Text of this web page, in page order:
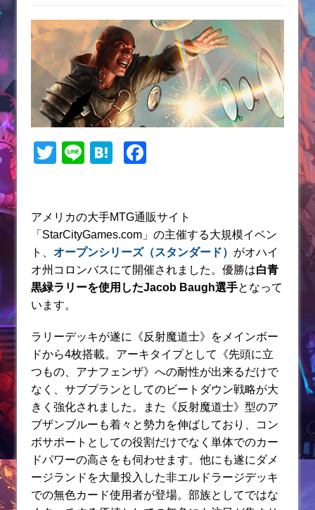
T
er
Li
H
n
a
e
b
o
o
アメリカの大手MTG通販サイト
「StarCityGames.com」の主催する大規模イベン
ト、 オープンシリーズ（スタンダード） がオハイ
オ州コロンバスにて開催されました。優勝は白青
黒緑ラリーを使用したJacob Baugh選手となって
います。
ラリーデッキが遂に《反射魔道士》をメインボー
ドから4枚搭載。アーキタイプとして《先頭に立
つもの、アナフェンザ》への耐性が出来るだけで
なく、サブプランとしてのビートダウン戦略が大
きく強化されました。また《反射魔道士》型のア
ブザンブルーも着々と勢力を伸ばしており、コン
ボサポートとしての役割だけでなく単体でのカー
ドパワーの高さをも伺わせます。他にも遂にダメ
ージランドを大量投入した非エルドラージデッキ
での無色カード使用者が登場。部族としてではな